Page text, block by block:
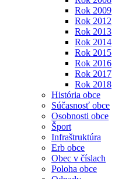
Rok 2009
Rok 2012
Rok 2013
Rok 2014
Rok 2015
Rok 2016
Rok 2017
Rok 2018
História obce
Súčasnosť obce
Osobnosti obce
Šport
Infraštruktúra
Erb obce
Obec v číslach
Poloha obce